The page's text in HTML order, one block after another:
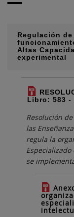
Regulación
Altas
experimental
Libro: 583 -
Resolución
las
regula la
se